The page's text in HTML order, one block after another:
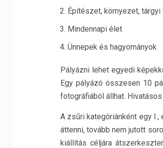
Építészet, környezet, tárgyi
Mindennapi élet
Ünnepek és hagyományok
Pályázni lehet egyedi
Egy pályázó összesen 10
fotográfiából állhat.
A zsűri kategóriánként egy I.,
áttenni, tovább nem jutott
kiállítás céljára